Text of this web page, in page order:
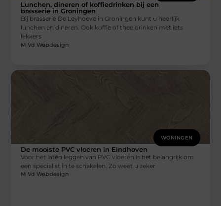
Lunchen, dineren of koffiedrinken bij een
brasserie in Groningen
Bij brasserie De Leyhoeve in Groningen kunt u heerlijk
lunchen en dineren. Ook koffie of thee drinken met iets
lekkers
M Vd Webdesign
WONINGEN
De mooiste PVC vloeren in Eindhoven
Voor het laten leggen van PVC vloeren is het belangrijk om
een specialist in te schakelen. Zo weet u zeker
M Vd Webdesign